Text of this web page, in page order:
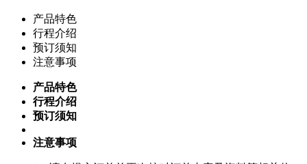
产品特色
行程介绍
预订须知
注意事项
产品特色
行程介绍
预订须知
注意事项